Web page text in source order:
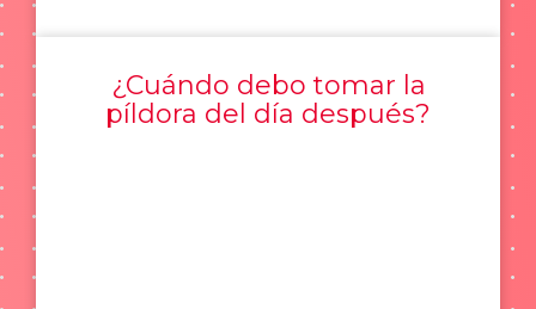
¿Cuándo debo tomar la
píldora del día después?